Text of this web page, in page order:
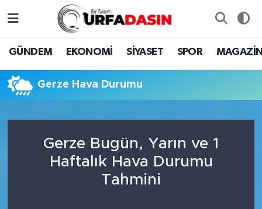
GÜNDEM EKONOMİ SİYASET SPOR
Gerze Hava Durumu
Gerze Bugün, Yarın ve 1
Haftalık Hava Durumu
Tahmini
MAGAZİN
Nöbetçi Eczaneler
Süper Lig Puan Durumu ve Fikstür